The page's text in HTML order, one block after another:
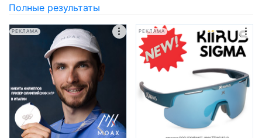
Полные результаты
РЕКЛАМА РЕКЛАМА